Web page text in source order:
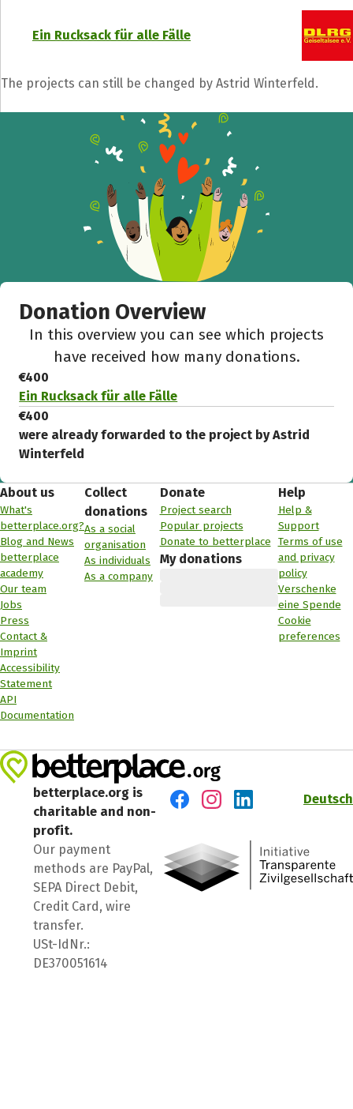
Ein Rucksack für alle Fälle
The projects can still be changed by Astrid Winterfeld.
Donation Overview
In this overview you can see which projects
have received how many donations.
€400
Ein Rucksack für alle Fälle
€400
were already forwarded to the project by Astrid
Winterfeld
About us
What's
betterplace.org?
Blog and News
betterplace
academy
Our team
Jobs
Press
Contact &
Imprint
Accessibility
Statement
API
Documentation
Collect
donations
As a social
organisation
As individuals
As a company
Donate
Project search
Popular projects
Donate to betterplace
My donations
Help
Help &
Support
Terms of use
and privacy
policy
Verschenke
eine Spende
Cookie
preferences
betterplace.org is
charitable and non-
profit.
Our payment
methods are PayPal,
SEPA Direct Debit,
Credit Card, wire
transfer.
USt-IdNr.:
DE370051614
Deutsch